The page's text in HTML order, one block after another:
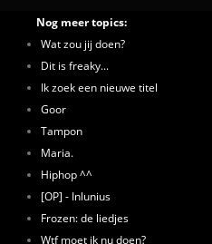
Nog meer topics:
Wat zou jij doen?
Dit is freaky...
Ik zoek een nieuwe titel
Goor
Tampon
Maria.
Hiphop ^^
[OP] - Inlunius
Frozen: de liedjes
Wtf moet ik nu doen?